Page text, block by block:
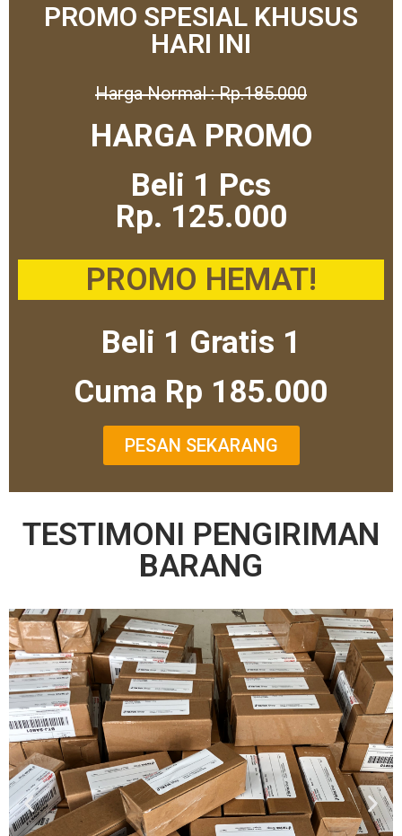
PROMO SPESIAL KHUSUS
HARI INI
Harga Normal : Rp.185.000
HARGA PROMO
Beli 1 Pcs
Rp. 125.000
PROMO HEMAT!
Beli 1 Gratis 1
Cuma Rp 185.000
PESAN SEKARANG
TESTIMONI PENGIRIMAN
BARANG